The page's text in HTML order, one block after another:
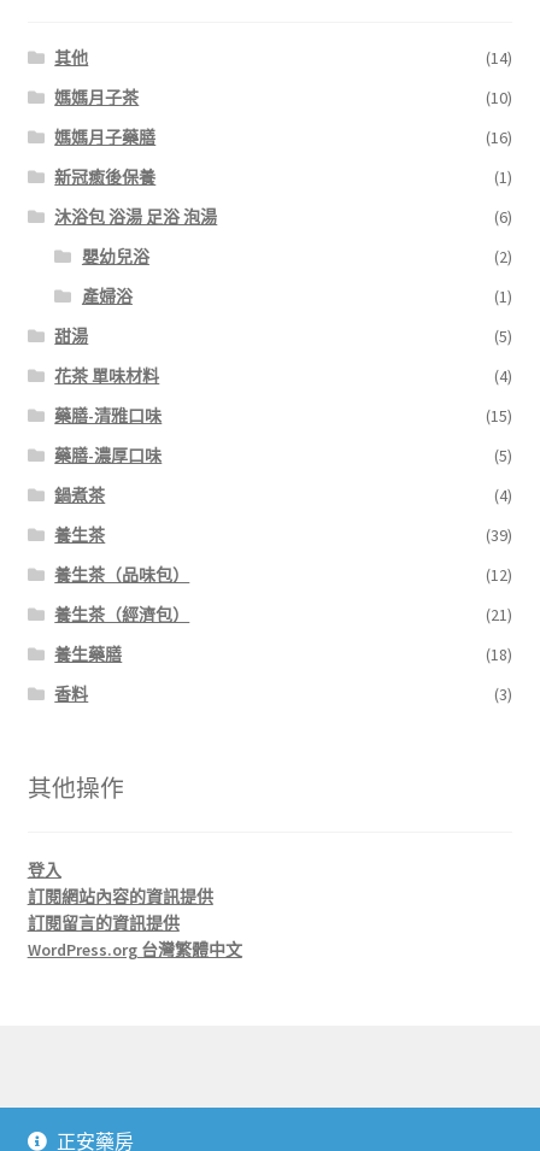
其他
(14)
媽媽月子茶
(10)
媽媽月子藥膳
(16)
新冠癒後保養
(1)
沐浴包 浴湯 足浴 泡湯
(6)
嬰幼兒浴
(2)
產婦浴
(1)
甜湯
(5)
花茶 單味材料
(4)
藥膳-清雅口味
(15)
藥膳-濃厚口味
(5)
鍋煮茶
(4)
養生茶
(39)
養生茶（品味包）
(12)
養生茶（經濟包）
(21)
養生藥膳
(18)
香料
(3)
其他操作
登入
訂閱網站內容的資訊提供
訂閱留言的資訊提供
WordPress.org 台灣繁體中文
正安藥房